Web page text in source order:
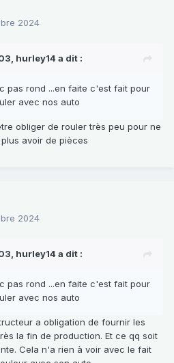
2024
hurley14 a dit :
pas rond ...en faite c'est fait pour
avec nos auto
obliger de rouler très peu pour ne
avoir de pièces
2024
hurley14 a dit :
pas rond ...en faite c'est fait pour
avec nos auto
a obligation de fournir les
la fin de production. Et ce qq soit
Cela n'a rien à voir avec le fait